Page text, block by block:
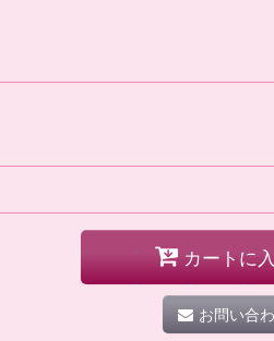
カートに
お問い合